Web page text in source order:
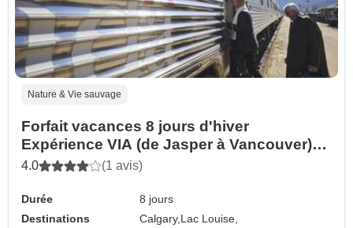
Nature & Vie sauvage
Forfait vacances 8 jours d'hiver
Expérience VIA (de Jasper à Vancouver)
(de Calgary à Vancouver)
4.0 (1 avis)
Durée
8 jours
Destinations
Calgary,Lac Louise,